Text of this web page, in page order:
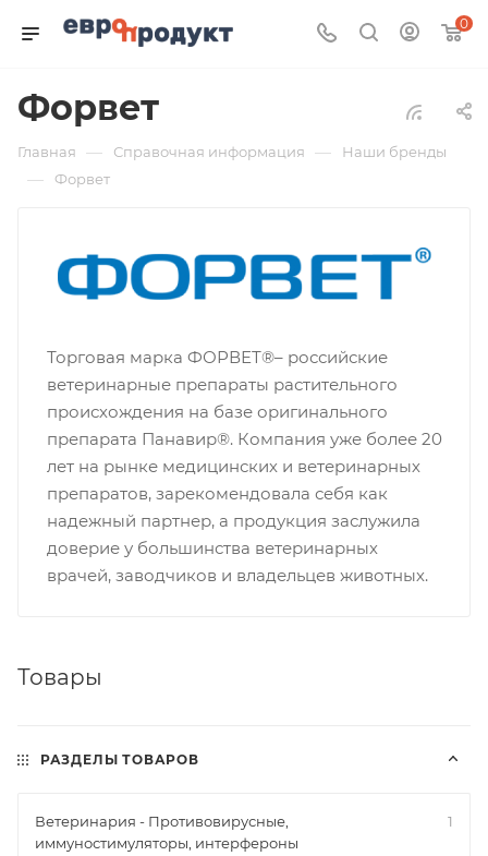
0
Форвет
Главная — Справочная информация — Наши бренды
— Форвет
Торговая марка ФОРВЕТ®– российские
ветеринарные препараты растительного
происхождения на базе оригинального
препарата Панавир®. Компания уже более 20
лет на рынке медицинских и ветеринарных
препаратов, зарекомендовала себя как
надежный партнер, а продукция заслужила
доверие у большинства ветеринарных
врачей, заводчиков и владельцев животных.
Товары
РАЗДЕЛЫ ТОВАРОВ
Ветеринария - Противовирусные,
иммуностимуляторы, интерфероны
1